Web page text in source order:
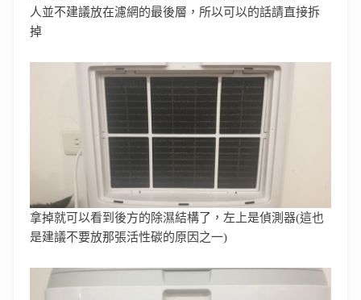
人並不建議放在濾網的最後層，所以可以的話請直接拆
掉
拿掉就可以看到後方的除濕結構了，左上是偵測器(這也
是建議不要放那張活性碳的原因之一)